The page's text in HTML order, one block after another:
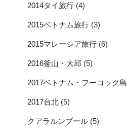
2014タイ旅行 (4)
2015ベトナム旅行 (3)
2015マレーシア旅行 (6)
2016釜山・大邱 (5)
2017ベトナム・フーコック島
2017台北 (5)
クアラルンプール (5)